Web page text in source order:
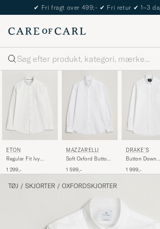
The Care of Carl Passport
Søg
ETON
Regular Fit Ivy
1 299,-
MAZZARELLI
Soft Oxford Button
1 599,-
DRAKE'S
Button Down
1 999,-
TØJ / SKJORTER / OXFORDSKJORTER